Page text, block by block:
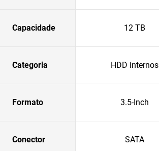
Capacidade 12 TB
Categoria HDD internos
Formato 3.5-Inch
Conector SATA